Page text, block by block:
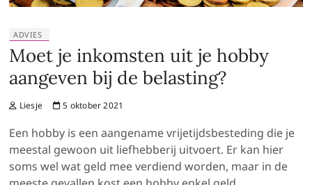
ADVIES
Moet je inkomsten uit je hobby
aangeven bij de belasting?
Liesje 5 oktober 2021
Een hobby is een aangename vrijetijdsbesteding die je
meestal gewoon uit liefhebberij uitvoert. Er kan hier
soms wel wat geld mee verdiend worden, maar in de